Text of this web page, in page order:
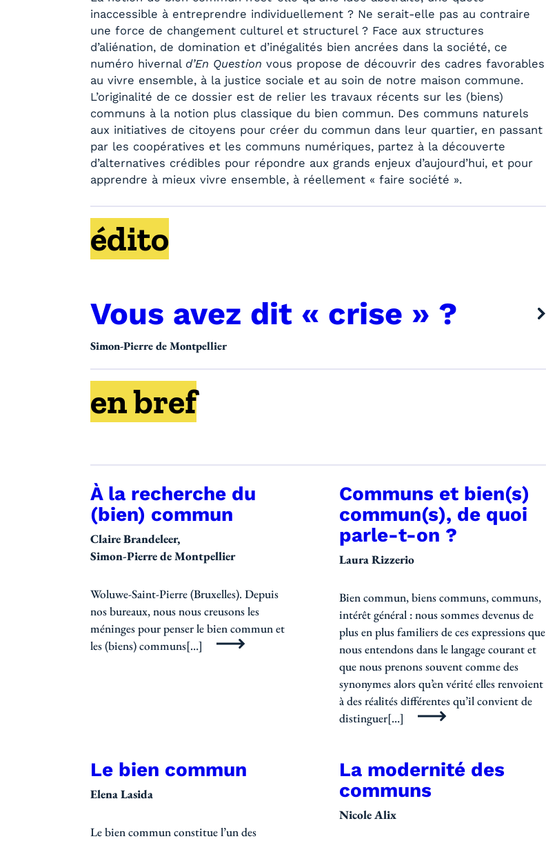
inaccessible à entreprendre individuellement ? Ne serait-elle pas au contraire
une force de changement culturel et structurel ? Face aux structures
d’aliénation, de domination et d’inégalités bien ancrées dans la société, ce
numéro hivernal d’En Question vous propose de découvrir des cadres favorables
au vivre ensemble, à la justice sociale et au soin de notre maison commune.
L’originalité de ce dossier est de relier les travaux récents sur les (biens)
communs à la notion plus classique du bien commun. Des communs naturels
aux initiatives de citoyens pour créer du commun dans leur quartier, en passant
par les coopératives et les communs numériques, partez à la découverte
d’alternatives crédibles pour répondre aux grands enjeux d’aujourd’hui, et pour
apprendre à mieux vivre ensemble, à réellement « faire société ».
édito
Vous avez dit « crise » ?
Simon-Pierre de Montpellier
en bref
Publications de la revue
À la recherche du
(bien) commun
Claire Brandeleer
Simon-Pierre de Montpellier
Woluwe-Saint-Pierre (Bruxelles). Depuis
nos bureaux, nous nous creusons les
méninges pour penser le bien commun et
les (biens) communs[…]
Communs et bien(s)
commun(s), de quoi
parle-t-on ?
Laura Rizzerio
Bien commun, biens communs, communs,
intérêt général : nous sommes devenus de
plus en plus familiers de ces expressions que
nous entendons dans le langage courant et
que nous prenons souvent comme des
synonymes alors qu’en vérité elles renvoient
à des réalités différentes qu’il convient de
distinguer[…]
Le bien commun
Elena Lasida
Le bien commun constitue l’un des
La modernité des
communs
Nicole Alix